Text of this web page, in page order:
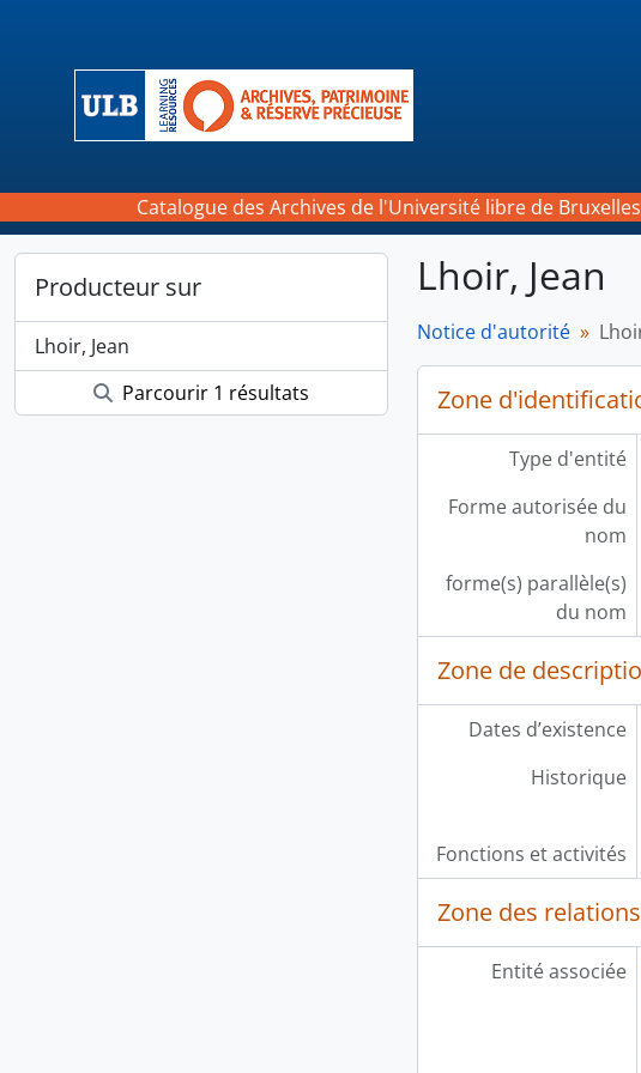
Catalogue des Archives de l'Université libre de Bruxelles
Producteur sur
Lhoir, Jean
Parcourir 1 résultats
Lhoir, Jean
Notice d'autorité
Zone
Type d'entité
Forme autorisée du
nom
forme(s) parallèle(s)
du nom
Zone de
Dates d’existence
Historique
Fonctions et activités
Zone des relations
Entité associée